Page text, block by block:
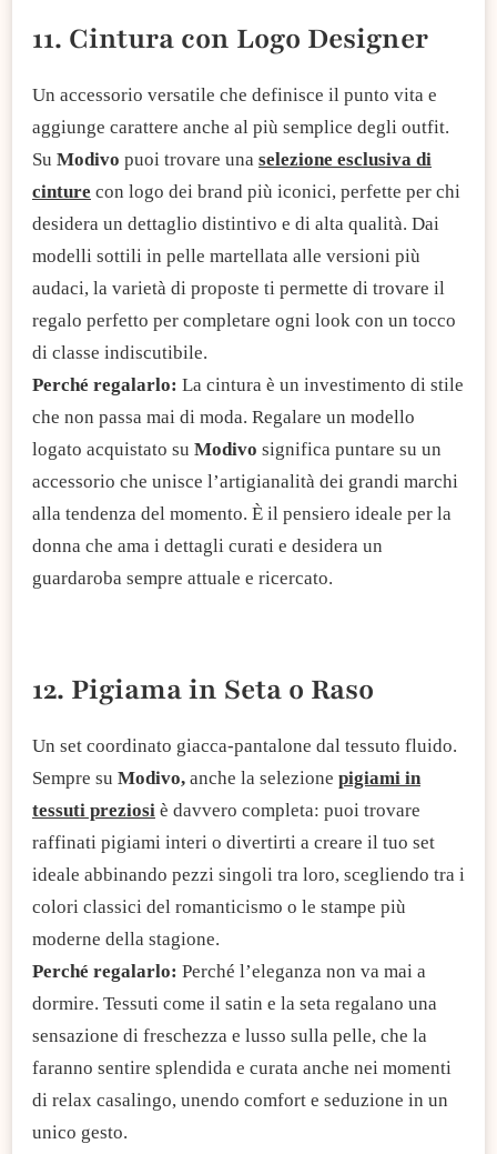
11. Cintura con Logo Designer
Un accessorio versatile che definisce il punto vita e
aggiunge carattere anche al più semplice degli outfit.
Su Modivo puoi trovare una selezione esclusiva di
cinture con logo dei brand più iconici, perfette per chi
desidera un dettaglio distintivo e di alta qualità. Dai
modelli sottili in pelle martellata alle versioni più
audaci, la varietà di proposte ti permette di trovare il
regalo perfetto per completare ogni look con un tocco
di classe indiscutibile.
Perché regalarlo: La cintura è un investimento di stile
che non passa mai di moda. Regalare un modello
logato acquistato su Modivo significa puntare su un
accessorio che unisce l’artigianalità dei grandi marchi
alla tendenza del momento. È il pensiero ideale per la
donna che ama i dettagli curati e desidera un
guardaroba sempre attuale e ricercato.
12. Pigiama in Seta o Raso
Un set coordinato giacca-pantalone dal tessuto fluido.
Sempre su Modivo, anche la selezione pigiami in
tessuti preziosi è davvero completa: puoi trovare
raffinati pigiami interi o divertirti a creare il tuo set
ideale abbinando pezzi singoli tra loro, scegliendo tra i
colori classici del romanticismo o le stampe più
moderne della stagione.
Perché regalarlo: Perché l’eleganza non va mai a
dormire. Tessuti come il satin e la seta regalano una
sensazione di freschezza e lusso sulla pelle, che la
faranno sentire splendida e curata anche nei momenti
di relax casalingo, unendo comfort e seduzione in un
unico gesto.